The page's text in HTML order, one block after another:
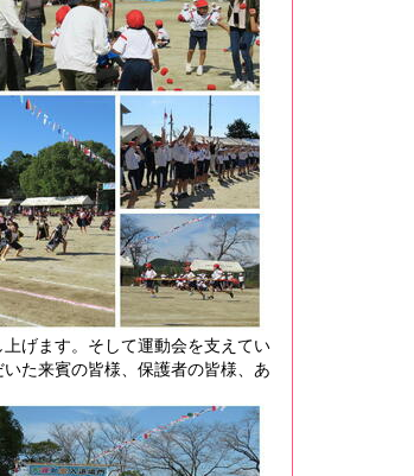
げます。そして運動会を支えてい
た来賓の皆様、保護者の皆様、あ